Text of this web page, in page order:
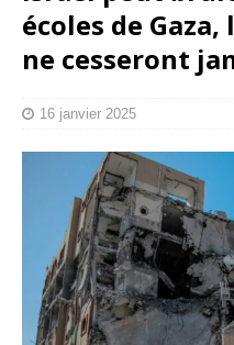
écoles de
ne cesseront
16 janvier 2025